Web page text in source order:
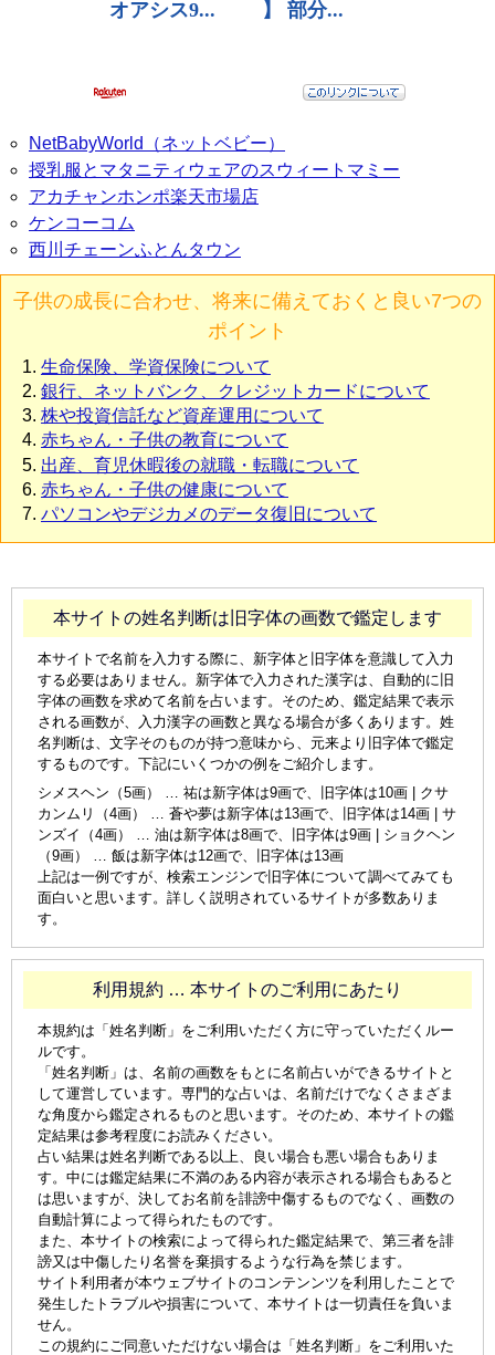
NetBabyWorld（ネットベビー）
授乳服とマタニティウェアのスウィートマミー
アカチャンホンポ楽天市場店
ケンコーコム
西川チェーンふとんタウン
子供の成長に合わせ、将来に備えておくと良い7つの
ポイント
生命保険、学資保険について
銀行、ネットバンク、クレジットカードについて
株や投資信託など資産運用について
赤ちゃん・子供の教育について
出産、育児休暇後の就職・転職について
赤ちゃん・子供の健康について
パソコンやデジカメのデータ復旧について
本サイトの姓名判断は旧字体の画数で鑑定します
本サイトで名前を入力する際に、新字体と旧字体を意識して入力
する必要はありません。新字体で入力された漢字は、自動的に旧
字体の画数を求めて名前を占います。そのため、鑑定結果で表示
される画数が、入力漢字の画数と異なる場合が多くあります。姓
名判断は、文字そのものが持つ意味から、元来より旧字体で鑑定
するものです。下記にいくつかの例をご紹介します。
シメスヘン（5画） … 祐は新字体は9画で、旧字体は10画 | クサ
カンムリ（4画） … 蒼や夢は新字体は13画で、旧字体は14画 | サ
ンズイ（4画） … 油は新字体は8画で、旧字体は9画 | ショクヘン
（9画） … 飯は新字体は12画で、旧字体は13画
上記は一例ですが、検索エンジンで旧字体について調べてみても
面白いと思います。詳しく説明されているサイトが多数ありま
す。
利用規約 … 本サイトのご利用にあたり
本規約は「姓名判断」をご利用いただく方に守っていただくルー
ルです。
「姓名判断」は、名前の画数をもとに名前占いができるサイトと
して運営しています。専門的な占いは、名前だけでなくさまざま
な角度から鑑定されるものと思います。そのため、本サイトの鑑
定結果は参考程度にお読みください。
占い結果は姓名判断である以上、良い場合も悪い場合もありま
す。中には鑑定結果に不満のある内容が表示される場合もあると
は思いますが、決してお名前を誹謗中傷するものでなく、画数の
自動計算によって得られたものです。
また、本サイトの検索によって得られた鑑定結果で、第三者を誹
謗又は中傷したり名誉を棄損するような行為を禁じます。
サイト利用者が本ウェブサイトのコンテンンツを利用したことで
発生したトラブルや損害について、本サイトは一切責任を負いま
せん。
この規約にご同意いただけない場合は「姓名判断」をご利用いた